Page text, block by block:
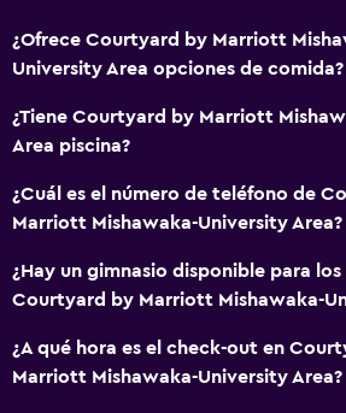
¿Ofrece Courtyard by Marriott
University Area opciones de comida?
¿Tiene Courtyard by Marriott
Area piscina?
¿Cuál es el número de teléfono de
Marriott Mishawaka-University Area?
¿Hay un gimnasio disponible para los
Courtyard by Marriott Mishawaka-
¿A qué hora es el check-out en
Marriott Mishawaka-University Area?